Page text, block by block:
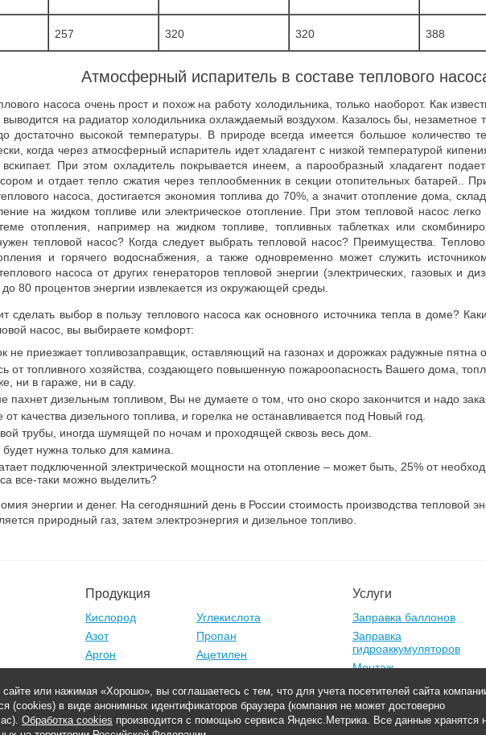
или нажимая «Хорошо», вы соглашаетесь с тем, что для учета посетителей сайта
(cookies) в виде анонимных идентификаторов браузера (компания не может достоверно
Обработка cookies производится с помощью сервиса Яндекс.Метрика. Все данные хранятся
257 320 320 388
Атмосферный испаритель в составе теплового
насоса очень прост и похож на работу холодильника, только наоборот. Как
выводится на радиатор холодильника охлаждаемый воздухом. Казалось бы, незаметное
достаточно высокой температуры. В природе всегда имеется большое количество
когда через атмосферный испаритель идет хладагент с низкой температурой
вскипает. При этом охладитель покрывается инеем, а парообразный хладагент
и отдает тепло сжатия через теплообменник в секции отопительных батарей..
насоса, достигается экономия топлива до 70%, а значит отопление дома,
на жидком топливе или электрическое отопление. При этом тепловой насос
отопления, например на жидком топливе, топливных таблетках или
тепловой насос? Когда следует выбрать тепловой насос? Преимущества.
и горячего водоснабжения, а также одновременно может служить
насоса от других генераторов тепловой энергии (электрических, газовых и
до 80 процентов энергии извлекается из окружающей среды.
сделать выбор в пользу теплового насоса как основного источника тепла в доме?
насос, вы выбираете комфорт:
не приезжает топливозаправщик, оставляющий на газонах и дорожках радужные пятна
от топливного хозяйства, создающего повышенную пожароопасность Вашего дома,
ни в гараже, ни в саду.
пахнет дизельным топливом, Вы не думаете о том, что оно скоро закончится и надо
от качества дизельного топлива, и горелка не останавливается под Новый год.
трубы, иногда шумящей по ночам и проходящей сквозь весь дом.
нужна только для камина.
подключенной электрической мощности на отопление – может быть, 25% от
все-таки можно выделить?
энергии и денег. На сегодняшний день в России стоимость производства тепловой
природный газ, затем электроэнергия и дизельное топливо.
Продукция
Кислород
Азот
Аргон
Углекислота
Пропан
Ацетилен
Услуги
Заправка баллонов
Заправка
гидроаккумуляторов
Монтаж
Освоение скважин
г. Самара,Управленческий тупик, 7/1
сайта